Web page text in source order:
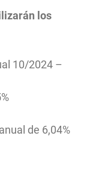
los
10/2024 –
de 6,04%